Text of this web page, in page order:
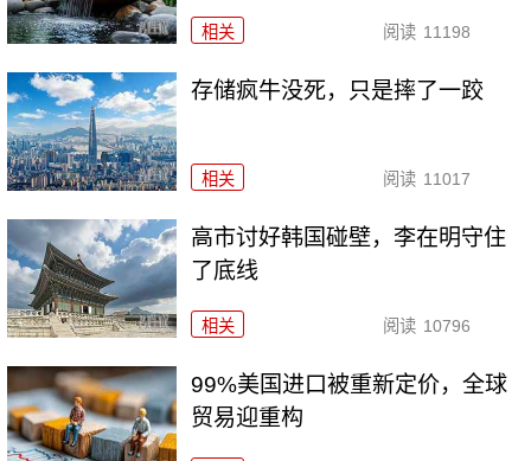
相关 阅读 11198
存储疯牛没死，只是摔了一跤
相关 阅读 11017
高市讨好韩国碰壁，李在明守住
了底线
相关 阅读 10796
99%美国进口被重新定价，全球
贸易迎重构